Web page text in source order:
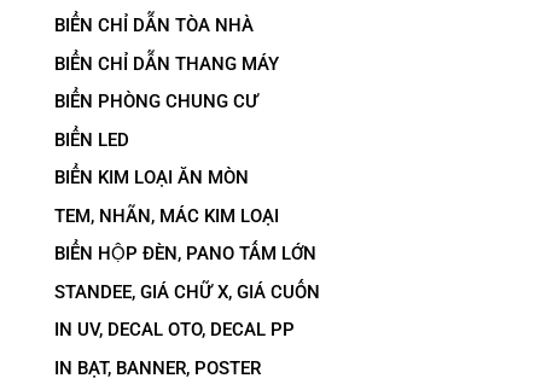
BIỂN CHỈ DẪN TÒA NHÀ
BIỂN CHỈ DẪN THANG MÁY
BIỂN PHÒNG CHUNG CƯ
BIỂN LED
BIỂN KIM LOẠI ĂN MÒN
TEM, NHÃN, MÁC KIM LOẠI
BIỂN HỘP ĐÈN, PANO TẤM LỚN
STANDEE, GIÁ CHỮ X, GIÁ CUỐN
IN UV, DECAL OTO, DECAL PP
IN BẠT, BANNER, POSTER